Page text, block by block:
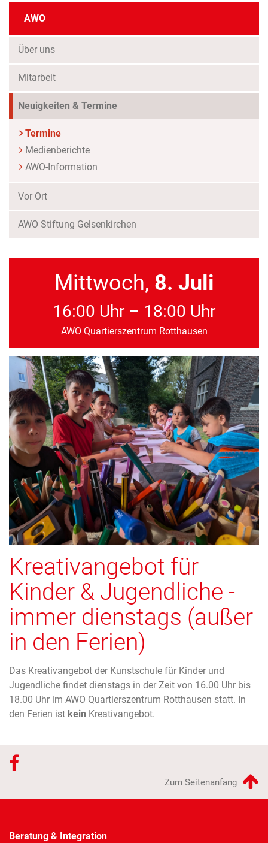
AWO
Über uns
Mitarbeit
Neuigkeiten & Termine
Termine
Medienberichte
AWO-Information
Vor Ort
AWO Stiftung Gelsenkirchen
Mittwoch, 8. Juli
16:00 Uhr – 18:00 Uhr
AWO Quartierszentrum Rotthausen
Kreativangebot für
Kinder & Jugendliche -
immer dienstags (außer
in den Ferien)
Das Kreativangebot der Kunstschule für Kinder und
Jugendliche findet dienstags in der Zeit von 16.00 Uhr bis
18.00 Uhr im AWO Quartierszentrum Rotthausen statt. In
den Ferien ist kein Kreativangebot.
Zum Seitenanfang
Beratung & Integration